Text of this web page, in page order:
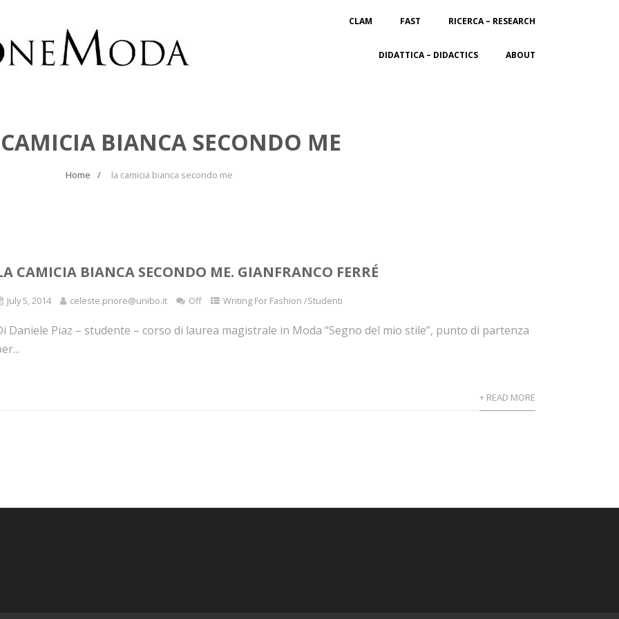
CLAM FAST RICERCA – RESEARCH
DIDATTICA – DIDACTICS ABOUT
BIANCA SECONDO ME
Home la camicia bianca secondo me
CAMICIA BIANCA SECONDO ME. GIANFRANCO FERRÉ
July 5, 2014 celeste.priore@unibo.it Off Writing For Fashion /Studenti
Daniele Piaz – studente – corso di laurea magistrale in Moda “Segno del mio stile”, punto di partenza
+ READ MORE